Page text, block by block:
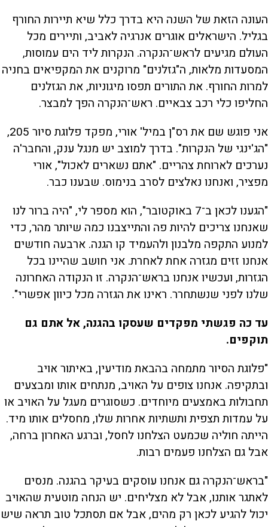
העונה הזאת של השנה היא בדרך כלל שיא תיירות החורף
בגליל. הישראלים אוגרים אנרגיה לאביב, ותיירים מכל
העולם מגיעים לראש־הנקרה. הנקרות ליד הים עמוסות,
המסעדות מלאות, ה"גזלנים" מרוקנים את המקפיאים בחניה
למרות החורף. את התורים תפסו מיגוניות, את הגזלנים
החליפו כלי רכב צבאיים. ראש־הנקרה הפך למבצר.
אני פוגש שם את רס"ן במיל' אורי, מפקד פלוגת סיור 205,
"הג'ינגי של הנקרות". בדרך למוצב יש מנגל ענק, והחבר'ה
נערכים לארוחת צהריים. "אתם נשארים לאכול", אורי
מפציר, ואנחנו נאלצים לסרב בנימוס. שבענו כבר.
"הגענו לכאן ב־7 באוקטובר", הוא מספר לי, "היה ברור לנו
שאנחנו צריכים להיות פה והתייצבנו כמה שיותר מהר, כדי
למנוע התקפה מלבנון ולהעמיד קו הגנה. ארבעה חודשים
אנחנו זזים מגזרה אחת לאחרת. אני חושב שהיינו בכל
הגזרות, ועכשיו אנחנו בראש־הנקרה. זו הנקודה האחרונה
שלנו לפני שנשתחרר. ראינו את הגזרה מכל כיוון אפשרי".
עד כה פגשתי מפקדים שעסקו בהגנה, אל אתם גם
תוקפים.
"פלוגת הסיור מתמחה בהבאת מודיעין, באיתור אויב
ובתקיפה. אנחנו צופים על האויב, מנתחים אותו ומבצעים
תחבולות באמצעים מיוחדים. כשסוגרים מעגל על האויב או
על עמדות תצפית ותשתיות אחרות שלו, מחסלים אותו מיד.
הייתה חוליה שכמעט הצלחנו לחסל, וברגע האחרון ברחה,
אבל גם הצלחנו פעמים רבות.
"בראש־הנקרה גם אנחנו עוסקים בעיקר בהגנה. מנסים
לאתגר אותנו, אבל לא מצליחים. יש הנחה מוטעית שהאויב
יכול להגיע לכאן רק מהים, אבל אם תסתכל טוב תראה שיש